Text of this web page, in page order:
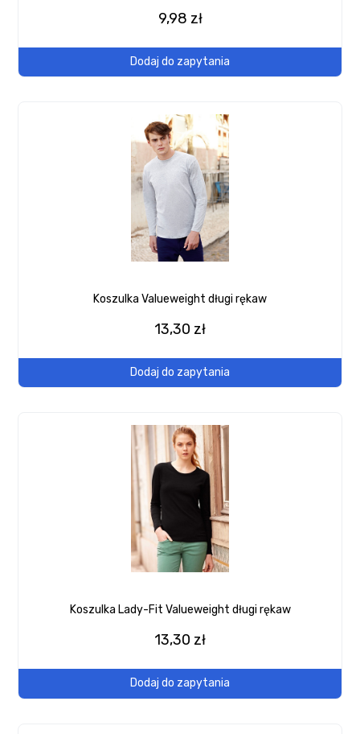
9,98 zł
Dodaj do zapytania
Koszulka Valueweight długi rękaw
13,30 zł
Dodaj do zapytania
Koszulka Lady-Fit Valueweight długi rękaw
13,30 zł
Dodaj do zapytania